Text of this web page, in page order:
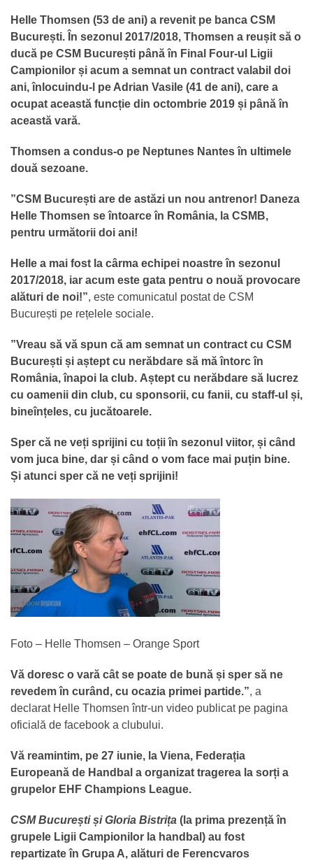
Helle Thomsen (53 de ani) a revenit pe banca CSM
București. În sezonul 2017/2018, Thomsen a reușit să o
ducă pe CSM București până în Final Four-ul Ligii
Campionilor și acum a semnat un contract valabil doi
ani, înlocuindu-l pe Adrian Vasile (41 de ani), care a
ocupat această funcție din octombrie 2019 și până în
această vară.
Thomsen a condus-o pe Neptunes Nantes în ultimele
două sezoane.
”CSM București are de astăzi un nou antrenor! Daneza
Helle Thomsen se întoarce în România, la CSMB,
pentru următorii doi ani!
Helle a mai fost la cârma echipei noastre în sezonul
2017/2018, iar acum este gata pentru o nouă provocare
alături de noi!”, este comunicatul postat de CSM
București pe rețelele sociale.
”Vreau să vă spun că am semnat un contract cu CSM
București și aștept cu nerăbdare să mă întorc în
România, înapoi la club. Aștept cu nerăbdare să lucrez
cu oamenii din club, cu sponsorii, cu fanii, cu staff-ul și,
bineînțeles, cu jucătoarele.
Sper că ne veți sprijini cu toții în sezonul viitor, și când
vom juca bine, dar și când o vom face mai puțin bine.
Și atunci sper că ne veți sprijini!
Foto – Helle Thomsen – Orange Sport
Vă doresc o vară cât se poate de bună și sper să ne
revedem în curând, cu ocazia primei partide.”, a
declarat Helle Thomsen într-un video publicat pe pagina
oficială de facebook a clubului.
Vă reamintim, pe 27 iunie, la Viena, Federația
Europeană de Handbal a organizat tragerea la sorți a
grupelor EHF Champions League.
CSM București și Gloria Bistrița (la prima prezență în
grupele Ligii Campionilor la handbal) au fost
repartizate în Grupa A, alături de Ferencvaros